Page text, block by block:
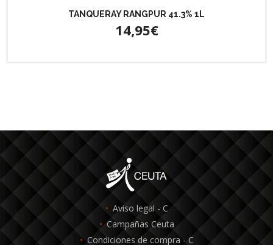
TANQUERAY RANGPUR 41.3% 1L
14,95€
Aviso legal - C
Campañas Ceuta
Condiciones de compra - C